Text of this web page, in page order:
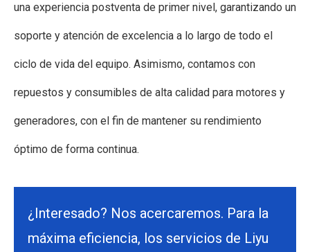
una experiencia postventa de primer nivel, garantizando un
soporte y atención de excelencia a lo largo de todo el
ciclo de vida del equipo. Asimismo, contamos con
repuestos y consumibles de alta calidad para motores y
generadores, con el fin de mantener su rendimiento
óptimo de forma continua.
¿Interesado? Nos acercaremos. Para la
máxima eficiencia, los servicios de Liyu